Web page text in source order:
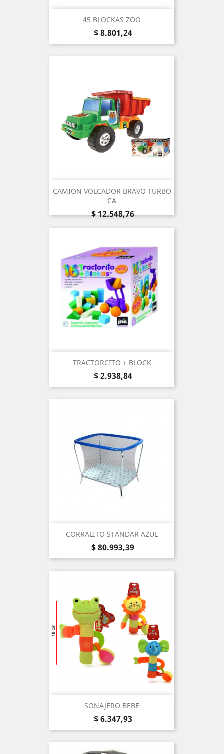
45 BLOCKAS ZOO
Precio
$ 8.801,24
CAMION VOLCADOR BRAVO TURBO
CA
Precio
$ 12.548,76
TRACTORCITO + BLOCK
Precio
$ 2.938,84
CORRALITO STANDAR AZUL
Precio
$ 80.993,39
SONAJERO BEBE
Precio
$ 6.347,93